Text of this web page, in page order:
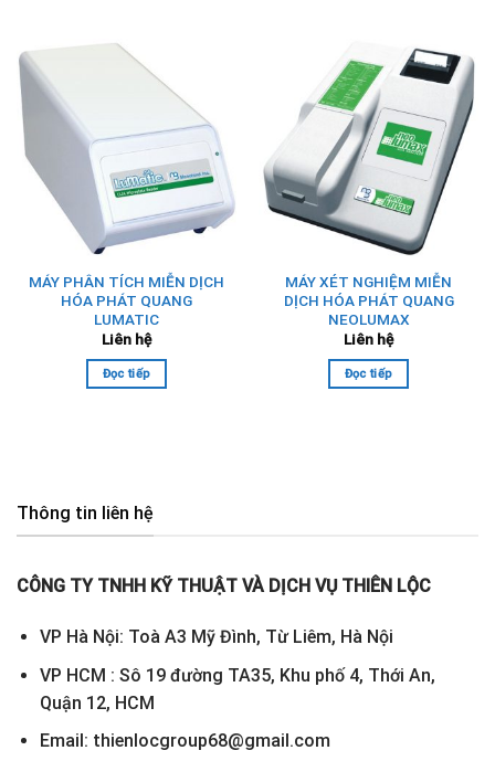
MÁY PHÂN TÍCH MIỄN DỊCH
HÓA PHÁT QUANG
LUMATIC
Liên hệ
Đọc tiếp
MÁY XÉT NGHIỆM MIỄN
DỊCH HÓA PHÁT QUANG
NEOLUMAX
Liên hệ
Đọc tiếp
Thông tin liên hệ
CÔNG TY TNHH KỸ THUẬT VÀ DỊCH VỤ THIÊN LỘC
VP Hà Nội: Toà A3 Mỹ Đình, Từ Liêm, Hà Nội
VP HCM : Sô 19 đường TA35, Khu phố 4, Thới An,
Quận 12, HCM
Email: thienlocgroup68@gmail.com